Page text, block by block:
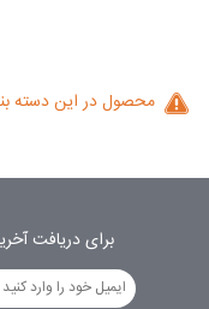
محصول در این دسته
برای دریافت